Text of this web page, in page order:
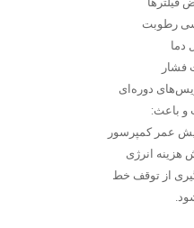
رطوبت
دما
دوره‌ای
و باعث:
عمر کمپرسور
هزینه انرژی
از توقف خط